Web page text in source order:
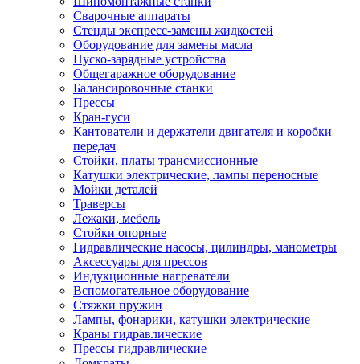
Сварочные аппараты
Стенды экспресс-замены жидкостей
Оборудование для замены масла
Пуско-зарядные устройства
Общегаражное оборудование
Балансировочные станки
Прессы
Кран-гуси
Кантователи и держатели двигателя и коробки
передач
Стойки, платы трансмиссионные
Катушки электрические, лампы переносные
Мойки деталей
Траверсы
Лежаки, мебель
Стойки опорные
Гидравлические насосы, цилиндры, манометры
Аксессуары для прессов
Индукционные нагреватели
Вспомогательное оборудование
Стяжки пружин
Лампы, фонарики, катушки электрические
Краны гидравлические
Прессы гидравлические